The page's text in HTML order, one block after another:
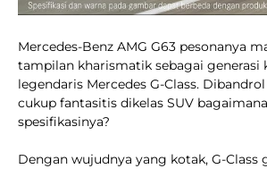
Mercedes-Benz AMG G63 pesonanya
tampilan kharismatik sebagai generasi
legendaris Mercedes G-Class.
cukup fantasitis dikelas SUV
spesifikasinya?
Dengan wujudnya yang kotak, G-Class